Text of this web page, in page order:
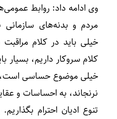
وی ادامه داد: روابط
مردم و بدنه‌های
خیلی باید در کلام
کلام سروکار داریم، بسیار
خیلی موضوع حساسی است،
نرنجاند، به احساسات و
تنوع ادیان احترام